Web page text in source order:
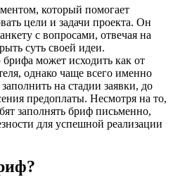
который помогает
цели и задачи проекта. Он
с вопросами, отвечая на
суть своей идеи.
может исходить как от
однако чаще всего именно
на стадии заявки, до
предоплаты. Несмотря на то,
заполнять бриф письменно,
для успешной реализации